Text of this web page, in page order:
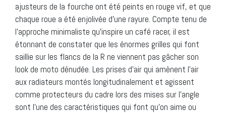
ajusteurs de la fourche ont été peints en rouge vif, et que
chaque roue a été enjolivée d’une rayure. Compte tenu de
l’approche minimaliste qu’inspire un café racer, il est
étonnant de constater que les énormes grilles qui font
saillie sur les flancs de la R ne viennent pas gâcher son
look de moto dénudée. Les prises d’air qui amènent l’air
aux radiateurs montés longitudinalement et agissent
comme protecteurs du cadre lors des mises sur l’angle
sont l’une des caractéristiques qui font qu’on aime ou